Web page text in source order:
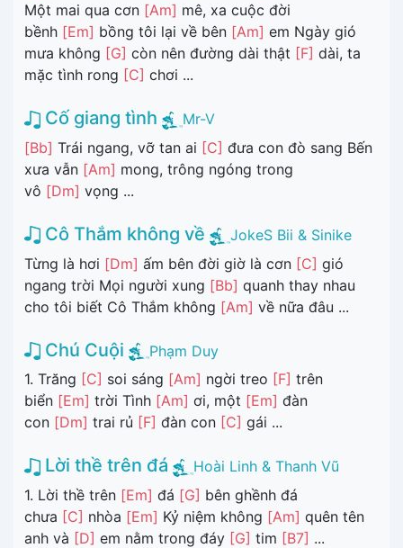
Một mai qua cơn [Am] mê, xa cuộc đời
bềnh [Em] bồng tôi lại về bên [Am] em Ngày gió
mưa không [G] còn nên đường dài thật [F] dài, ta
mặc tình rong [C] chơi ...
Cố giang tình
Mr-V
[Bb] Trái ngang, vỡ tan ai [C] đưa con đò sang Bến
xưa vẫn [Am] mong, trông ngóng trong
vô [Dm] vọng ...
Cô Thắm không về
JokeS Bii & Sinike
Từng là hơi [Dm] ấm bên đời giờ là cơn [C] gió
ngang trời Mọi người xung [Bb] quanh thay nhau
cho tôi biết Cô Thắm không [Am] về nữa đâu ...
Chú Cuội
Phạm Duy
1. Trăng [C] soi sáng [Am] ngời treo [F] trên
biển [Em] trời Tình [Am] ơi, một [Em] đàn
con [Dm] trai rủ [F] đàn con [C] gái ...
Lời thề trên đá
Hoài Linh & Thanh Vũ
1. Lời thề trên [Em] đá [G] bên ghềnh đá
chưa [C] nhòa [Em] Kỷ niệm không [Am] quên tên
anh và [D] em nằm trong đáy [G] tim [B7] ...